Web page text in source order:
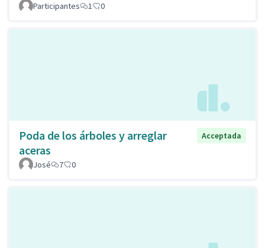
Participantes 1 0
Poda de los árboles y arreglar
aceras
Acceptada
José 7 0